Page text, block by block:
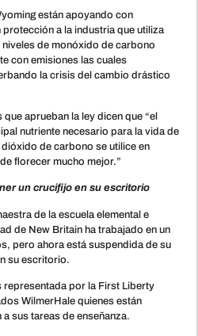
están apoyando con
a la industria que utiliza
de monóxido de carbono
con emisiones las cuales
la crisis del cambio drástico
aprueban la ley dicen que “el
nutriente necesario para la vida de
de carbono se utilice en
florecer mucho mejor.”
un crucifijo en su escritorio
de la escuela elemental e
de New Britain ha trabajado en un
pero ahora está suspendida de su
su escritorio.
representada por la First Liberty
WilmerHale quienes están
sus tareas de enseñanza.